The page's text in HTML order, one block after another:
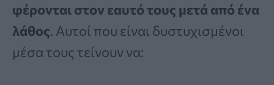
φέρονται στον εαυτό τους μετά από ένα
λάθος. Αυτοί που είναι δυστυχισμένοι
μέσα τους τείνουν να: